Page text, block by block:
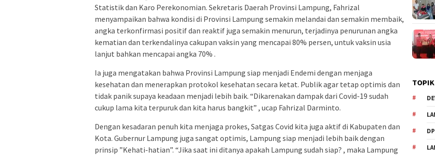
Statistik dan Karo Perekonomian. Sekretaris Daerah Provinsi Lampung, Fahrizal
menyampaikan bahwa kondisi di Provinsi Lampung semakin melandai dan semakin membaik,
angka terkonfirmasi positif dan reaktif juga semakin menurun, terjadinya penurunan angka
kematian dan terkendalinya cakupan vaksin yang mencapai 80% persen, untuk vaksin usia
lanjut bahkan mencapai angka 70% .
Ia juga mengatakan bahwa Provinsi Lampung siap menjadi Endemi dengan menjaga
kesehatan dan menerapkan protokol kesehatan secara ketat. Publik agar tetap optimis dan
tidak panik supaya keadaan menjadi lebih baik. “Dikarenakan dampak dari Covid-19 sudah
cukup lama kita terpuruk dan kita harus bangkit” , ucap Fahrizal Darminto.
Dengan kesadaran penuh kita menjaga prokes, Satgas Covid kita juga aktif di Kabupaten dan
Kota. Gubernur Lampung juga sangat optimis, Lampung siap menjadi lebih baik dengan
prinsip ”Kehati-hatian”. “Jika saat ini ditanya apakah Lampung sudah siap? , maka Lampung